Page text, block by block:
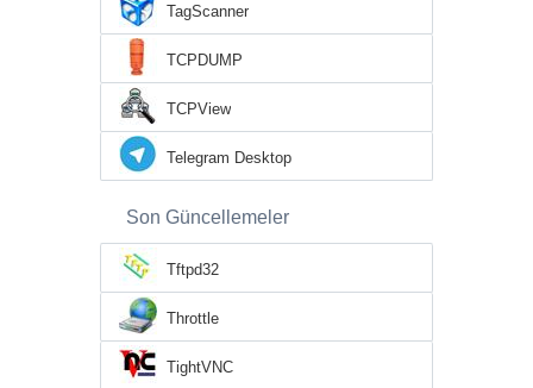
TagScanner
TCPDUMP
TCPView
Telegram Desktop
Son Güncellemeler
Tftpd32
Throttle
TightVNC